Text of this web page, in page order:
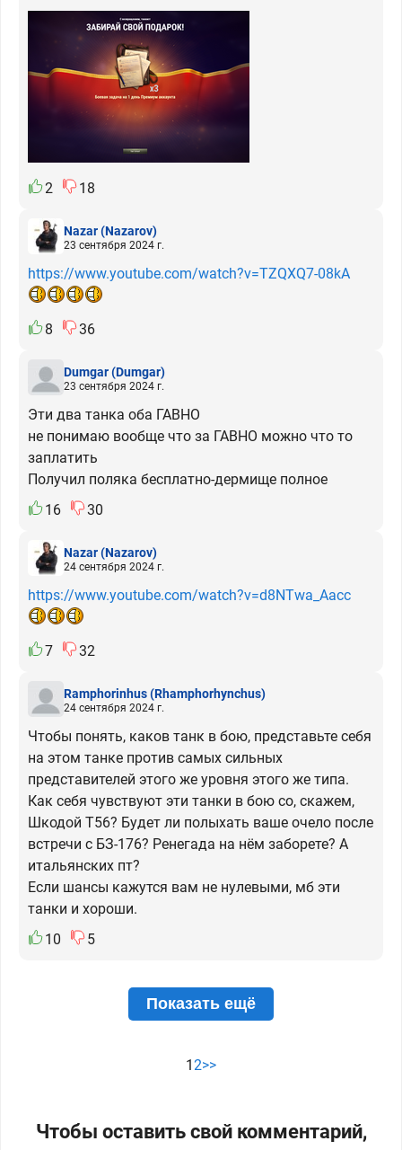
2 18
Nazar(Nazarov)
23 сентября 2024 г.
https://www.youtube.com/watch?v=TZQXQ7-08kA
8 36
Dumgar(Dumgar)
23 сентября 2024 г.
Эти два танка оба ГАВНО
не понимаю вообще что за ГАВНО можно что то
заплатить
Получил поляка бесплатно-дермище полное
16
30
Nazar(Nazarov)
24 сентября 2024 г.
https://www.youtube.com/watch?v=d8NTwa_Aacc
7 32
Ramphorinhus(Rhamphorhynchus)
24 сентября 2024 г.
Чтобы понять, каков танк в бою, представьте себя
на этом танке против самых сильных
представителей этого же уровня этого же типа.
Как себя чувствуют эти танки в бою со, скажем,
Шкодой Т56? Будет ли полыхать ваше очело после
встречи с БЗ-176? Ренегада на нём заборете? А
итальянских пт?
Если шансы кажутся вам не нулевыми, мб эти
танки и хороши.
10
5
Показать ещё
12>>
Чтобы оставить свой комментарий,